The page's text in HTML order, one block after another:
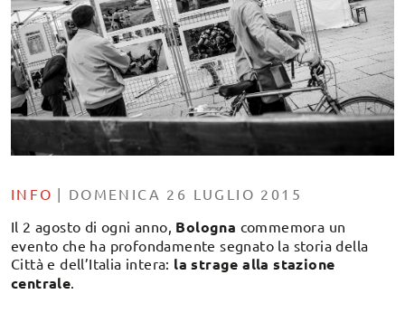
INFO | DOMENICA 26 LUGLIO 2015
Il 2 agosto di ogni anno, Bologna commemora un
evento che ha profondamente segnato la storia della
Città e dell’Italia intera: la strage alla stazione
centrale.